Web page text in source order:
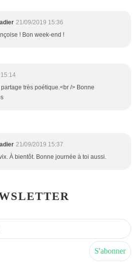
21/09/2019 15:36
! Bon week-end !
très poétique.<br /> Bonne
21/09/2019 15:37
À bientôt. Bonne journée à toi aussi.